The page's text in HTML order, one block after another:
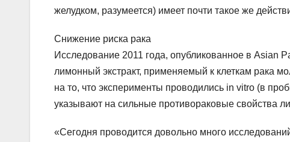
желудком, разумеется) имеет почти такое же
Снижение риска рака
Исследование 2011 года, опубликованное в Asian
лимонный экстракт, применяемый к клеткам рака
на то, что эксперименты проводились in vitro (в
указывают на сильные противораковые свойства
«Сегодня проводится довольно много